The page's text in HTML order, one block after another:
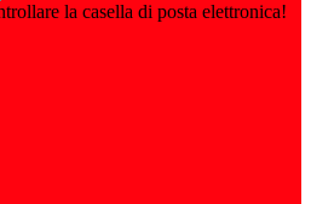
la casella di posta elettronica!